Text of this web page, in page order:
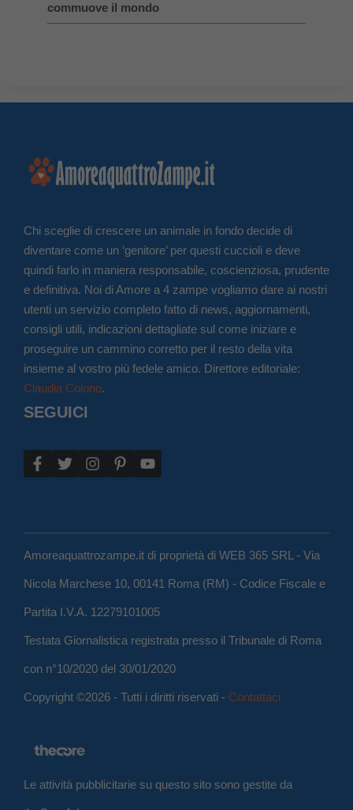
commuove il mondo
Chi sceglie di crescere un animale in fondo decide di
diventare come un ‘genitore’ per questi cuccioli e deve
quindi farlo in maniera responsabile, coscienziosa, prudente
e definitiva. Noi di Amore a 4 zampe vogliamo dare ai nostri
utenti un servizio completo fatto di news, aggiornamenti,
consigli utili, indicazioni dettagliate sul come iniziare e
proseguire un cammino corretto per il resto della vita
insieme al vostro più fedele amico. Direttore editoriale:
Claudia Colono.
SEGUICI
Amoreaquattrozampe.it di proprietà di WEB 365 SRL - Via
Nicola Marchese 10, 00141 Roma (RM) - Codice Fiscale e
Partita I.V.A. 12279101005
Testata Giornalistica registrata presso il Tribunale di Roma
con n°10/2020 del 30/01/2020
Copyright ©2026 - Tutti i diritti riservati - Contattaci
Le attività pubblicitarie su questo sito sono gestite da